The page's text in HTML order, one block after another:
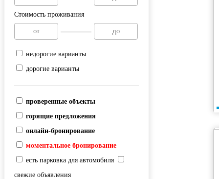
Стоимость проживания
недорогие варианты
дорогие варианты
проверенные объекты
горящие предложения
онлайн-бронирование
моментальное бронирование
есть парковка для автомобиля
свежие объявления